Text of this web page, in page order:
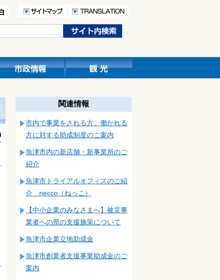
関連情報
市内で事業をされる方、働かれる
方に対する助成制度のご案内
魚津市内の新店舗・新事業所のご
紹介
魚津市トライアルオフィスのご紹
介 necco（ねっこ）
【中小企業のみなさまへ】被災事
業者への県の支援施策について
魚津市企業立地助成金
魚津市創業者支援事業助成金のご
案内